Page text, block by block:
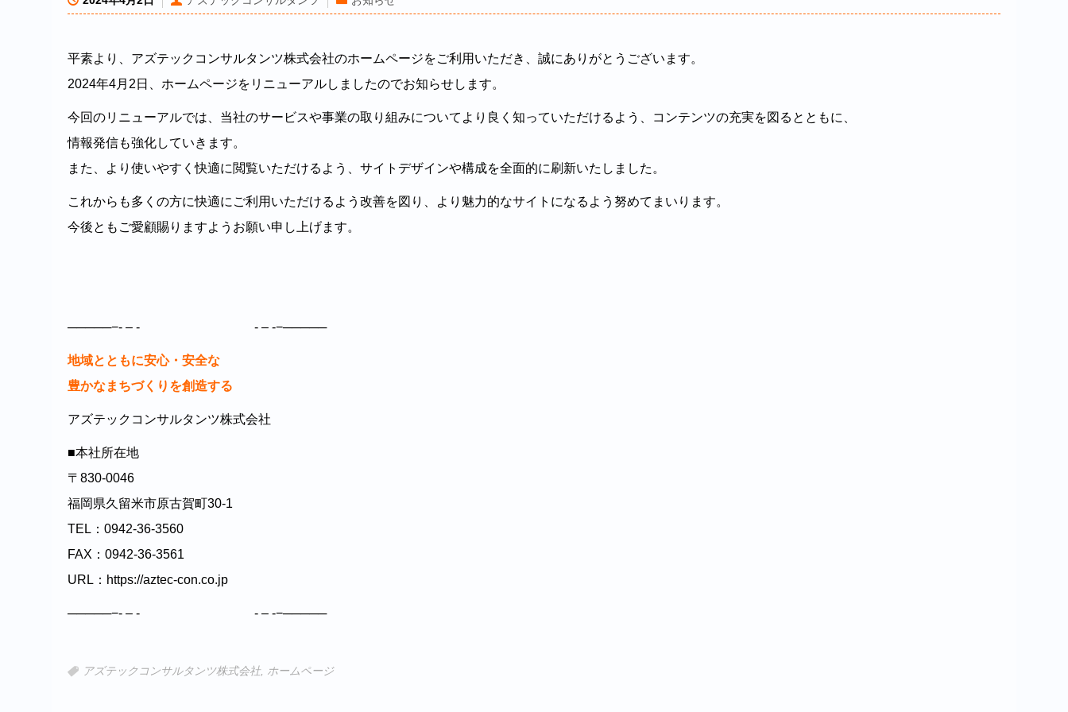
平素より、アズテックコンサルタンツ株式会社のホームページをご利用いただき、誠にありがとうございます。
2024年4月2日、ホームページをリニューアルしましたのでお知らせします。
今回のリニューアルでは、当社のサービスや事業の取り組みについてより良く知っていただけるよう、コンテンツの充実を図るとともに、
情報発信も強化していきます。
また、より使いやすく快適に閲覧いただけるよう、サイトデザインや構成を全面的に刷新いたしました。
これからも多くの方に快適にご利用いただけるよう改善を図り、より魅力的なサイトになるよう努めてまいります。
今後ともご愛顧賜りますようお願い申し上げます。
─────−- – - - – -−─────
地域とともに安心・安全な
豊かなまちづくりを創造する
アズテックコンサルタンツ株式会社
■本社所在地
〒830-0046
福岡県久留米市原古賀町30-1
TEL：0942-36-3560
FAX：0942-36-3561
URL：https://aztec-con.co.jp
─────−- – - - – -−─────
アズテックコンサルタンツ株式会社, ホームページ